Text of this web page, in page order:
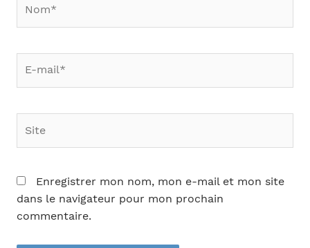
Enregistrer mon nom, mon e-mail et mon site
dans le navigateur pour mon prochain
commentaire.